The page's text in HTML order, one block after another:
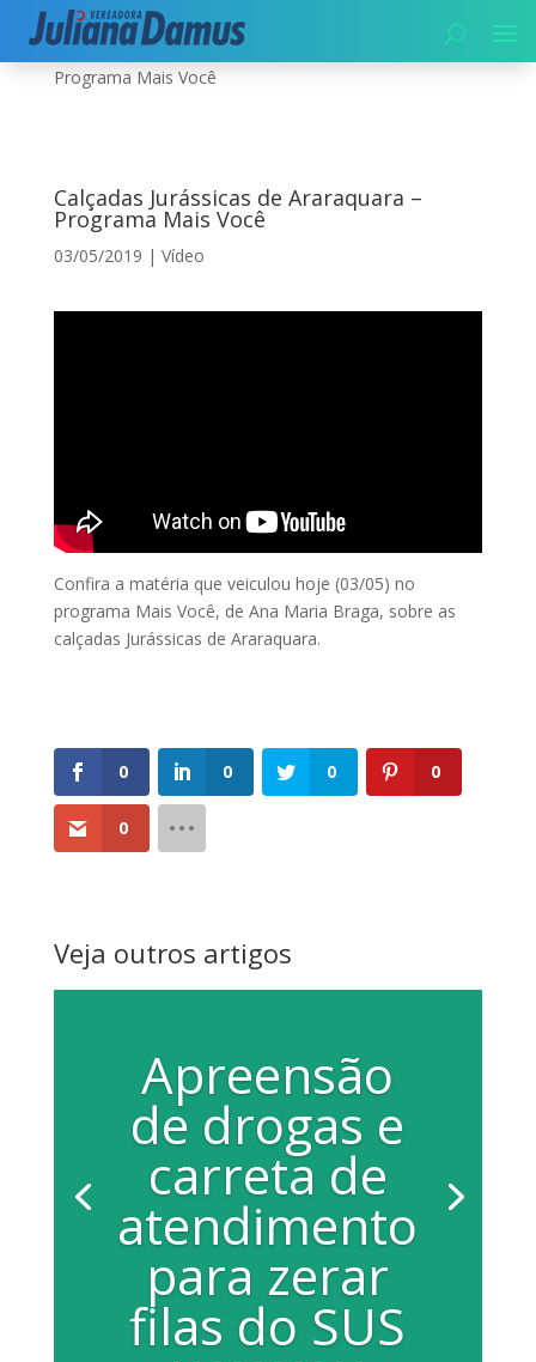
Início|Vídeo|Calçadas Jurássicas de Araraquara –
Programa Mais Você
Calçadas Jurássicas de Araraquara –
Programa Mais Você
03/05/2019 | Vídeo
Confira a matéria que veiculou hoje (03/05) no
programa Mais Você, de Ana Maria Braga, sobre as
calçadas Jurássicas de Araraquara.
0 0 0 0
0
Veja outros artigos
Apreensão
de drogas e
carreta de
atendimento
para zerar
filas do SUS